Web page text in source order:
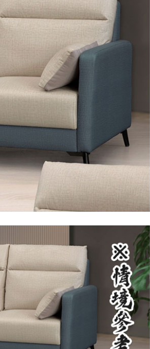
路、深坑山區
卓蘭鎮、三灣、通霄山區、西湖、泰安
鄉、大湖鄉、頭屋、獅潭鄉
送貨
東、金門、馬祖、澎湖地區
。
出，另外約加上2~7個工作天內
換新品，運費皆由本站負責，
產品需為未拆封狀態(請保持商
方式處理，恕無法接受退貨。
等因素， 與實際商品的顏色、
訂購前詳加確認。(包含商品尺寸
正負0.5CM) 詳細尺寸以實品
：@dershin)，並須保持商品全新
理退換貨。
用習慣、居家環境不同。若屬人
吸收(另事先與消費者報價，消費
賞期內退貨之情形，我們需酌收